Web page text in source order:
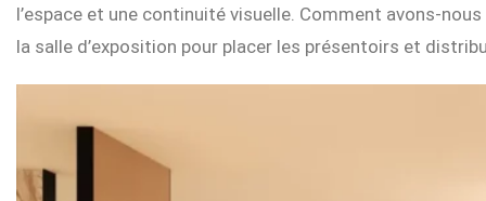
l’espace et une continuité visuelle. Comment avons-
la salle d’exposition pour placer les présentoirs et